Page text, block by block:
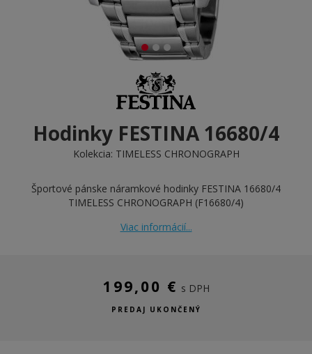
Hodinky FESTINA 16680/4
Kolekcia: TIMELESS CHRONOGRAPH
Športové pánske náramkové hodinky FESTINA 16680/4
TIMELESS CHRONOGRAPH (F16680/4)
Viac informácií...
199,00 € s DPH
PREDAJ UKONČENÝ